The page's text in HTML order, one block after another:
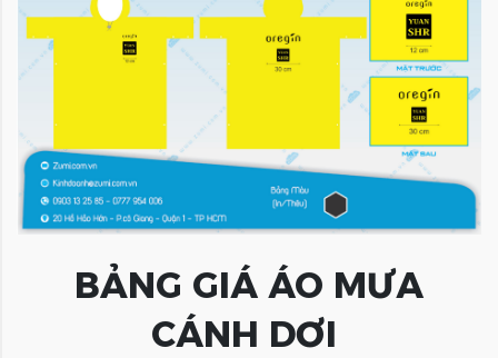
BẢNG GIÁ ÁO MƯA
CÁNH DƠI